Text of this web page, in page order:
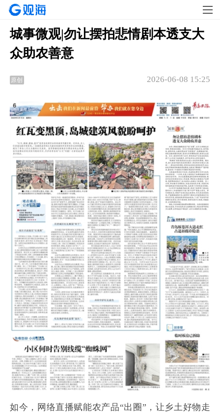
城事微观|勿让摆拍悲情剧本透支大
众助农善意
原创 2026-06-08 15:25
如今，网络直播赋能农产品“出圈”，让乡土好物走